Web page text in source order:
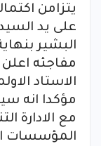
يتزامن
على يد
البشير
مفاجئه اعلن
الاستاد
مؤكدا انه
مع الادارة
المؤسسات